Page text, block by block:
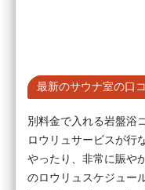
最新のサウナ室の口
別料金で入れる岩盤浴
ロウリュサービスが行
やったり、非常に賑や
のロウリュスケジュー